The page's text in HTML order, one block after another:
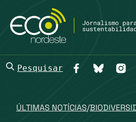
Pesquisar
ÚLTIMAS NOTÍCIAS/